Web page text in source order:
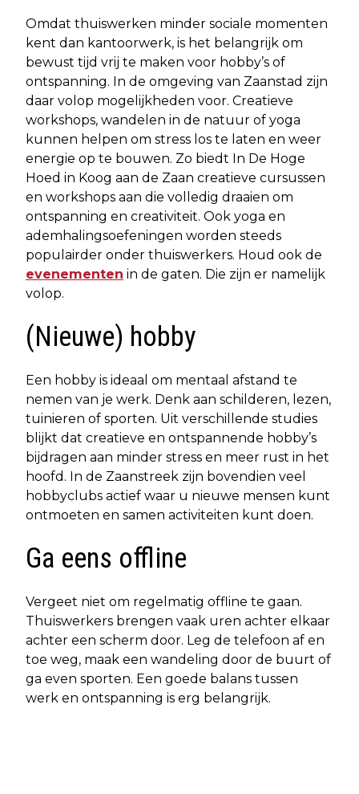
Omdat thuiswerken minder sociale momenten
kent dan kantoorwerk, is het belangrijk om
bewust tijd vrij te maken voor hobby’s of
ontspanning. In de omgeving van Zaanstad zijn
daar volop mogelijkheden voor. Creatieve
workshops, wandelen in de natuur of yoga
kunnen helpen om stress los te laten en weer
energie op te bouwen. Zo biedt In De Hoge
Hoed in Koog aan de Zaan creatieve cursussen
en workshops aan die volledig draaien om
ontspanning en creativiteit. Ook yoga en
ademhalingsoefeningen worden steeds
populairder onder thuiswerkers. Houd ook de
evenementen in de gaten. Die zijn er namelijk
volop.
(Nieuwe) hobby
Een hobby is ideaal om mentaal afstand te
nemen van je werk. Denk aan schilderen, lezen,
tuinieren of sporten. Uit verschillende studies
blijkt dat creatieve en ontspannende hobby’s
bijdragen aan minder stress en meer rust in het
hoofd. In de Zaanstreek zijn bovendien veel
hobbyclubs actief waar u nieuwe mensen kunt
ontmoeten en samen activiteiten kunt doen.
Ga eens offline
Vergeet niet om regelmatig offline te gaan.
Thuiswerkers brengen vaak uren achter elkaar
achter een scherm door. Leg de telefoon af en
toe weg, maak een wandeling door de buurt of
ga even sporten. Een goede balans tussen
werk en ontspanning is erg belangrijk.